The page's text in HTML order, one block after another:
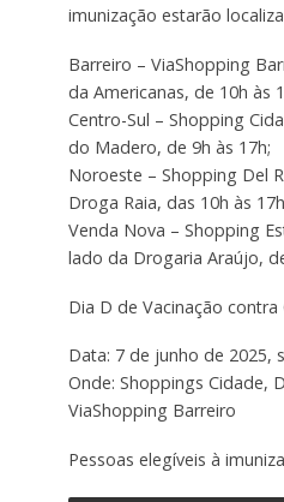
imunização estarão
Barreiro – ViaShopping
da Americanas, de 10h às
Centro-Sul – Shopping
do Madero, de 9h às 17h;
Noroeste – Shopping Del
Droga Raia, das 10h às
Venda Nova – Shopping
lado da Drogaria Araújo,
Dia D de Vacinação
Data: 7 de junho de 2025,
Onde: Shoppings Cidade,
ViaShopping Barreiro
Pessoas elegíveis à